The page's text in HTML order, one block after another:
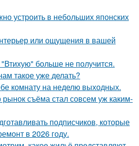
устроить в небольших японских
или ощущения в вашей
больше не получится.
такое уже делать?
комнату на неделю выходных.
рынок съёма стал совсем уж каким-
подписчиков, которые
в 2026 году.